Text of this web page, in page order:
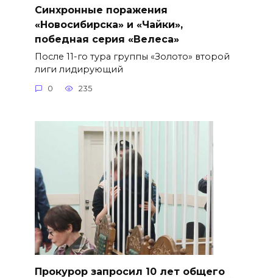
Синхронные поражения
«Новосибирска» и «Чайки»,
победная серия «Велеса»
После 11-го тура группы «Золото» второй
лиги лидирующий
0 235
​Прокурор запросил 10 лет общего